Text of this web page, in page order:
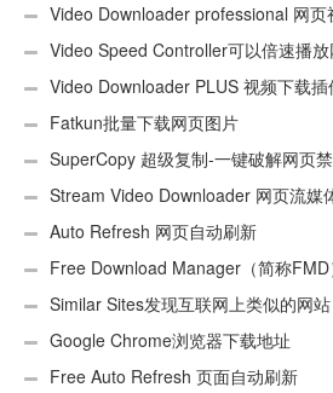
用Android）
Video Downloader professional 网页
Video Speed Controller可以倍速播
Video Downloader PLUS 视频下载插
Fatkun批量下载网页图片
SuperCopy 超级复制-一键破解网页
Stream Video Downloader 网页流媒
Auto Refresh 网页自动刷新
Free Download Manager（简称
插件Similar Sites发现互联网上类似的网站
Google Chrome浏览器下载地址
Free Auto Refresh 页面自动刷新